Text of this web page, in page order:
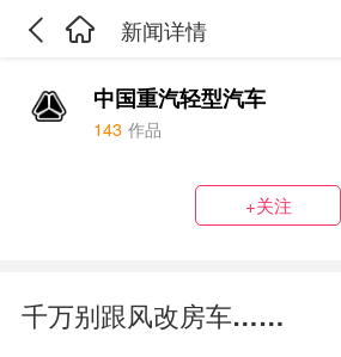
新闻详情
中国重汽轻型汽车
143 作品
+关注
千万别跟风改房车……